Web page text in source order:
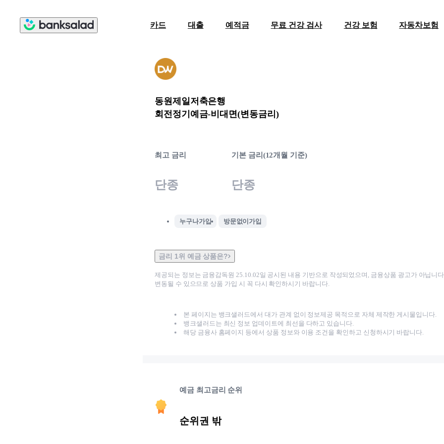
카드 대출 예적금 무료 건강 검사 건강 보험 자동차보험
동원제일저축은행
회전정기예금-비대면(변동금리)
최고 금리
단종
기본 금리(12개월 기준)
단종
누구나가입 방문없이가입
금리 1위 예금 상품은?
제공되는 정보는 금융감독원25.10.02일 공시된 내용 기반으로 작성되었으며, 금융상품 광고가 아닙니
변동될 수 있으므로 상품 가입 시 꼭 다시 확인하시기 바랍니다.
본 페이지는 뱅크샐러드에서 대가 관계 없이 정보제공 목적으로 자체 제작한 게시물입니다.
뱅크샐러드는 최신 정보 업데이트에 최선을 다하고 있습니다.
해당 금융사 홈페이지 등에서 상품 정보와 이용 조건을 확인하고 신청하시기 바랍니다.
예금 최고금리 순위
순위권 밖